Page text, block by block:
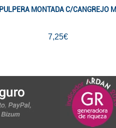
PULPERA MONTADA C/CANGREJO M
7,25€